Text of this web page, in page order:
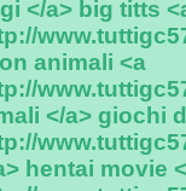
</a> big titts
animali <a
</a> giochi
hentai movie